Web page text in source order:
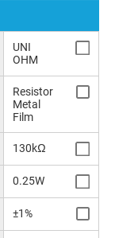
UNI
OHM
Resistor
Metal
Film
130kΩ
0.25W
±1%